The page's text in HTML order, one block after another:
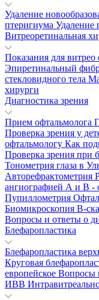
Удаление
птеригиума Удаление
Витреоретинальная
Показания для витрео
Эпиретинальный
стекловидного тела
хирурги
Диагностика зрения
Прием офтальмолога
Проверка зрения у
офтальмологу Как
Проверка зрения при
Тонометрия глаза в
Авторефрактометрия
ангиографией А и В -
Пупиллометрия
Биомикроскопия В-
Вопросы и ответы о
Блефаропластика
Блефаропластика
Круговая
европейское Вопросы
ИВВ